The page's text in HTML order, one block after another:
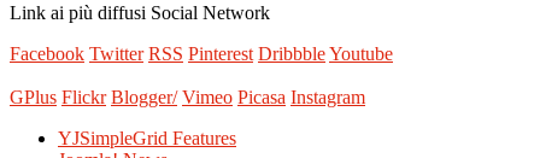
Link ai più diffusi Social Network
Facebook Twitter RSS Pinterest DribbbleYoutube
GPlus Flickr Blogger/ Vimeo Picasa Instagram
YJSimpleGrid Features